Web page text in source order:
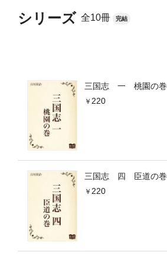
シリーズ 全10冊 完結
三国志 一 桃園の巻
220
三国志 四 臣道の巻
220